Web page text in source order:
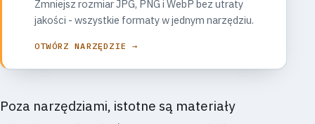
Zmniejsz rozmiar JPG, PNG i WebP bez utraty
jakości - wszystkie formaty w jednym narzędziu.
OTWÓRZ NARZĘDZIE →
Poza narzędziami, istotne są materiały